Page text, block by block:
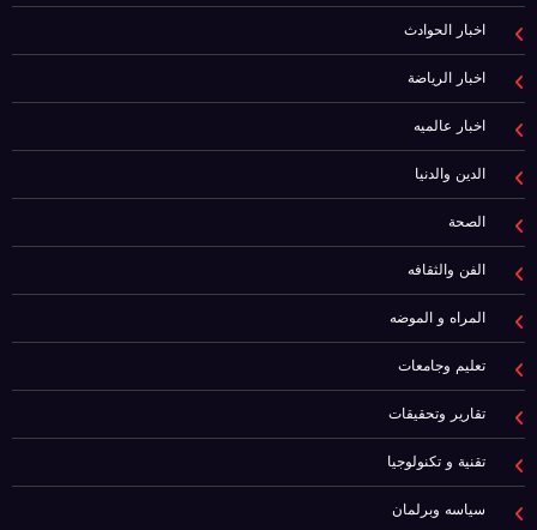
اخبار الحوادث
اخبار الرياضة
اخبار عالميه
الدين والدنيا
الصحة
الفن والثقافه
المراه و الموضه
تعليم وجامعات
تقارير وتحقيقات
تقنية و تكنولوجيا
سياسه وبرلمان